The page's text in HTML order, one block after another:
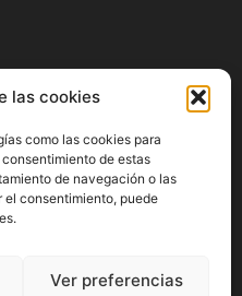
las cookies
como las cookies para
de estas
de navegación o las
consentimiento, puede
Ver preferencias